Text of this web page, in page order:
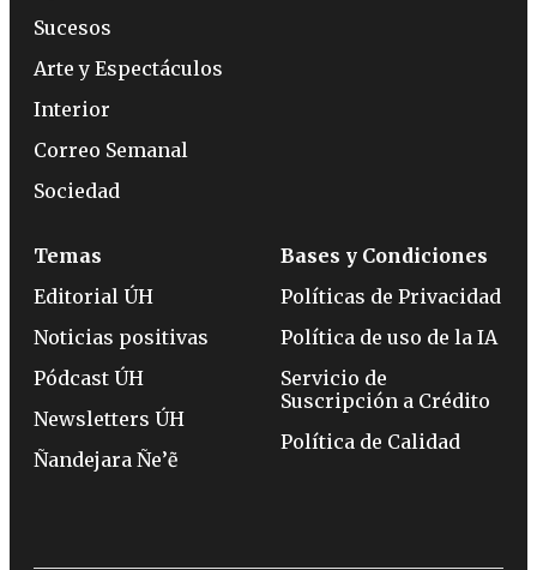
Sucesos
Arte y Espectáculos
Interior
Correo Semanal
Sociedad
Temas
Editorial ÚH
Noticias positivas
Pódcast ÚH
Newsletters ÚH
Ñandejara Ñe’ẽ
Bases y Condiciones
Políticas de Privacidad
Política de uso de la IA
Servicio de
Suscripción a Crédito
Política de Calidad